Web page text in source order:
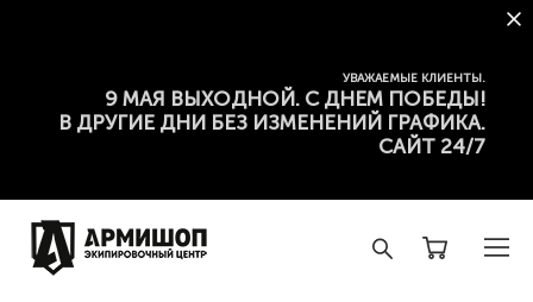
УВАЖАЕМЫЕ КЛИЕНТЫ.
9 МАЯ ВЫХОДНОЙ. С ДНЕМ ПОБЕДЫ!
В ДРУГИЕ ДНИ БЕЗ ИЗМЕНЕНИЙ ГРАФИКА.
САЙТ 24/7